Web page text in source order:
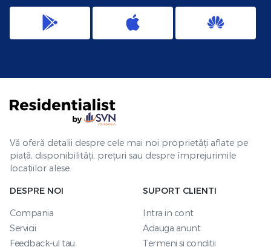
Vă oferă detalii despre cele mai noi proprietăți aflate pe
piață, disponibilități, prețuri sau despre împrejurimile
locațiilor alese.
DESPRE NOI
Compania
Servicii
Feedback-ul tau
SUPORT CLIENTI
Intra in cont
Adauga anunt
Termeni si conditii